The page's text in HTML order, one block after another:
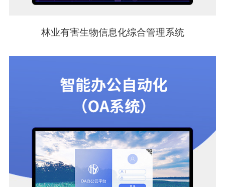
林业有害生物信息化综合管理系统